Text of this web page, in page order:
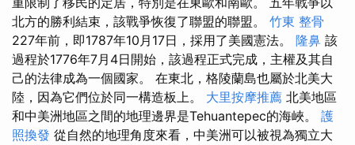
北方的勝利結束，該戰爭恢復了聯盟的聯盟。 竹東 整骨
227年前，即1787年10月17日，採用了美國憲法。 隆鼻 該
過程於1776年7月4日開始，該過程正式完成，主權及其自
己的法律成為一個國家。 在東北，格陵蘭島也屬於北美大
陸，因為它們位於同一構造板上。 大里按摩推薦 北美地區
和中美洲地區之間的地理邊界是Tehuantepec的海峽。 護
照換發 從自然的地理角度來看，中美洲可以被視為獨立大